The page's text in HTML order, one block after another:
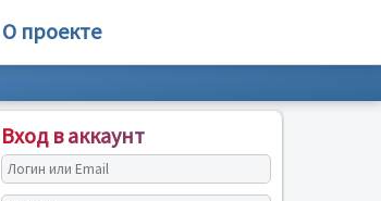
О проекте
Вход в аккаунт